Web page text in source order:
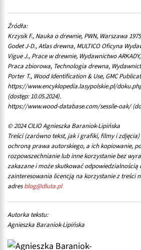
Źródła:
Krzysik F., Nauka o drewnie, PWN, Warszawa 1975
Godet J-D., Atlas drewna, MULTICO Oficyna
Vigue J., Prace w drewnie, Wydawnictwo
Praca zbiorowa, Technologia drewna,
Porter T., Wood Identification & Use, GMC
https://www.encyklopedia.lasypolskie.pl/
(dostęp: 10.05.2024).
https://www.wood-database.com/sessile-oak/
© 2024 CILIO Agnieszka Baraniok-Lipińska
Treści (zarówno tekst, jak i grafiki, filmy i
ochroną prawa autorskiego, a ich kopiowanie,
rozpowszechnianie lub inne korzystanie bez
zakazane i może skutkować
zainteresowania licencją na korzystanie z treści
adresblog@dluta.pl
Autorka tekstu:
Agnieszka Baraniok-Lipińska